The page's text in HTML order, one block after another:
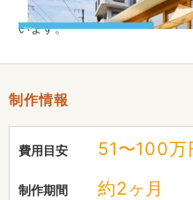
ィックなど、ショップの世界
います。
制作情報
費用目安 51〜100万
制作期間 約2ヶ月